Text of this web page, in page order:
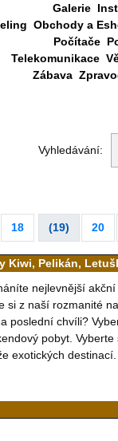
Galerie
Obchody a
Počítače
Telekomunikace
Zábava
Vyhledávání:
18 (19) 20
Kiwi, Pelikán,
nejlevnější
si z naší rozmanité
poslední chvíli?
pobyt.
exotických